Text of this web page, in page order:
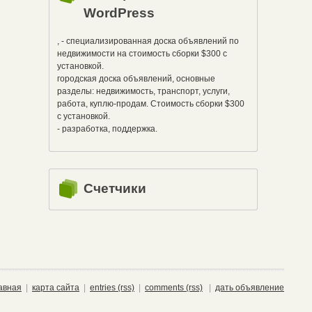
WordPress
, - специализированная доска объявлений по
недвижимости на стоимость сборки $300 с
установкой.
городская доска объявлений, основные
разделы: недвижимость, транспорт, услуги,
работа, куплю-продам. Стоимость сборки $300
с установкой.
- разработка, поддержка.
Счетчики
карта сайта entries (rss) comments (rss) дать объявление